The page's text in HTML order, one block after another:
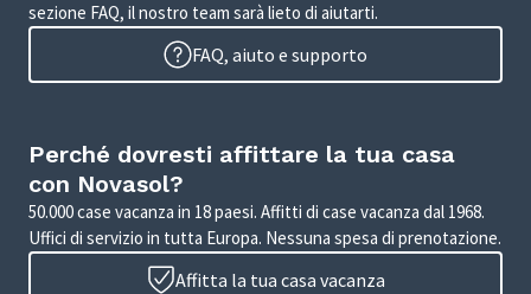
sezione FAQ, il nostro team sarà lieto di aiutarti.
FAQ, aiuto e supporto
Perché dovresti affittare la tua casa
con Novasol?
50.000 case vacanza in 18 paesi. Affitti di case vacanza dal 1968.
Uffici di servizio in tutta Europa. Nessuna spesa di prenotazione.
Affitta la tua casa vacanza